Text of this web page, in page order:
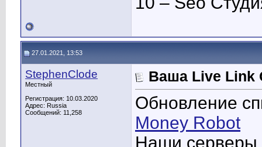
27.01.2021, 13:53
StephenClode
Местный
Регистрация: 10.03.2020
Адрес: Russia
Сообщений: 11,258
Ваша Live Link
Обновление
Money Robot
Наши серверы